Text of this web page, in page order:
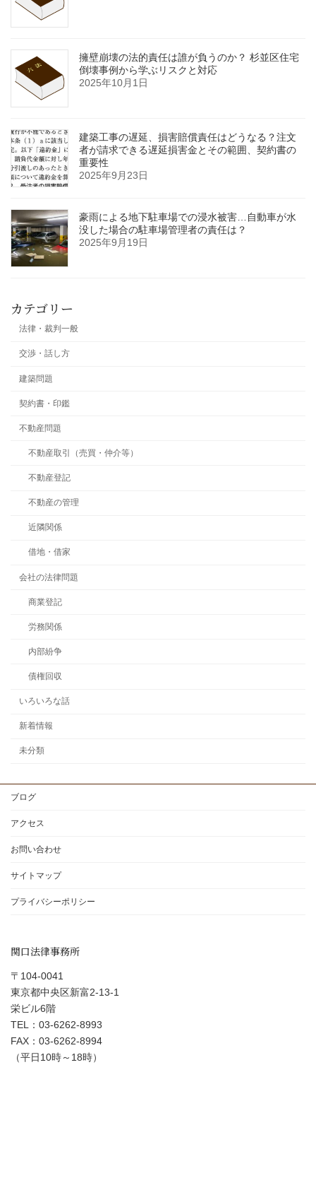
擁壁崩壊の法的責任は誰が負うのか？ 杉並区住宅
倒壊事例から学ぶリスクと対応
2025年10月1日
建築工事の遅延、損害賠償責任はどうなる？注文
者が請求できる遅延損害金とその範囲、契約書の
重要性
2025年9月23日
豪雨による地下駐車場での浸水被害…自動車が水
没した場合の駐車場管理者の責任は？
2025年9月19日
カテゴリー
法律・裁判一般
交渉・話し方
建築問題
契約書・印鑑
不動産問題
不動産取引（売買・仲介等）
不動産登記
不動産の管理
近隣関係
借地・借家
会社の法律問題
商業登記
労務関係
内部紛争
債権回収
いろいろな話
新着情報
未分類
ブログ
アクセス
お問い合わせ
サイトマップ
プライバシーポリシー
関口法律事務所
〒104-0041
東京都中央区新富2-13-1
栄ビル6階
TEL：03-6262-8993
FAX：03-6262-8994
（平日10時～18時）